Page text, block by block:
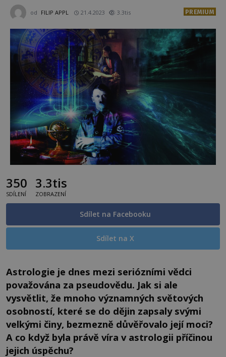
od FILIP APPL 21.4.2023 3.3tis PREMIUM
350
SDÍLENÍ
3.3tis
ZOBRAZENÍ
Sdílet na Facebooku
Sdílet na X
Astrologie je dnes mezi seriózními vědci
považována za pseudovědu. Jak si ale
vysvětlit, že mnoho významných světových
osobností, které se do dějin zapsaly svými
velkými činy, bezmezně důvěřovalo její moci?
A co když byla právě víra v astrologii příčinou
jejich úspěchu?